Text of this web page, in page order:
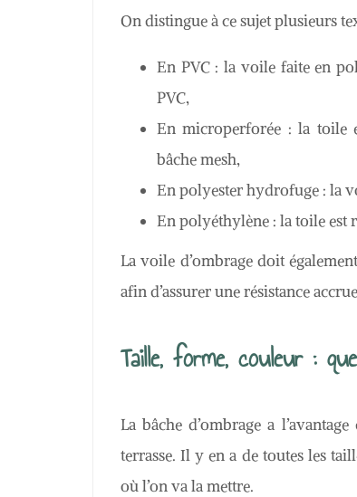
On distingue à ce sujet plusieurs
En PVC : la voile faite en
PVC,
En microperforée : la toile
bâche mesh,
En polyester hydrofuge : la
En polyéthylène : la toile est
La voile d’ombrage doit
afin d’assurer une résistance
Taille, forme, couleur :
La bâche d’ombrage a
terrasse. Il y en a de toutes les
où l’on va la mettre.